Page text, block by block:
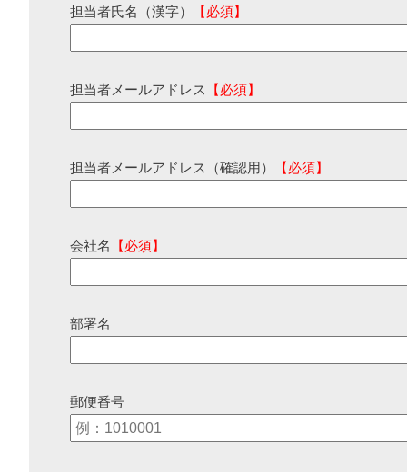
担当者氏名（漢字） 【必須】
担当者メールアドレス 【必須】
担当者メールアドレス（確認用） 【必須】
会社名 【必須】
部署名
郵便番号